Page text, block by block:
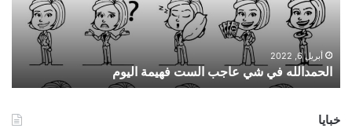
ي
ي
أبريل 6, 2022
الحمدالله في شي عاجب الست فهيمة اليوم
خبايا